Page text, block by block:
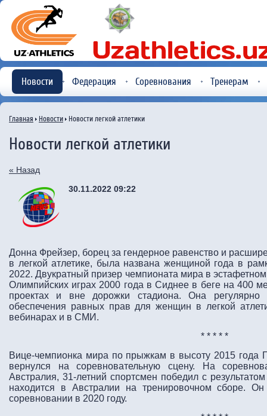
Новости Федерация Соревнования Тренерам
Главная Новости Новости легкой атлетики
Новости легкой атлетики
« Назад
30.11.2022 09:22
Донна Фрейзер, борец за гендерное равенство и
в легкой атлетике, была названа женщиной года в
2022.Двукратный призер чемпионата мира в
Олимпийских играх 2000 года в Сиднее в беге на 400
проектах и вне дорожки стадиона. Она регулярно
обеспечения равных прав для женщин в легкой
вебинарах и в СМИ.
* * * * *
Вице-чемпионка мира по прыжкам в высоту 2015 года
вернулся на соревновательную сцену. На
Австралия, 31-летний спортсмен победил с
находится в Австралии на тренировочном сборе.
соревновании в 2020 году.